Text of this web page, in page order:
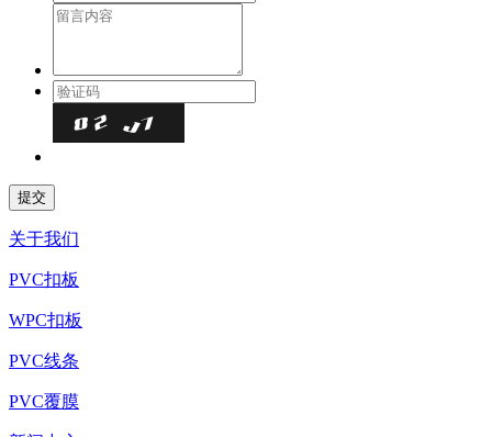
关于我们
PVC扣板
WPC扣板
PVC线条
PVC覆膜